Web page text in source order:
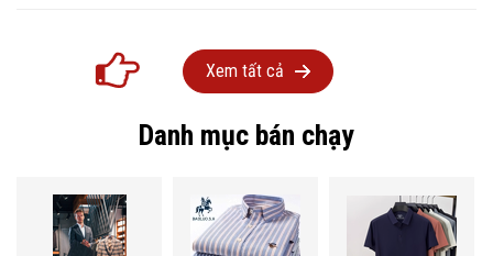
Xem tất cả
Danh mục bán chạy